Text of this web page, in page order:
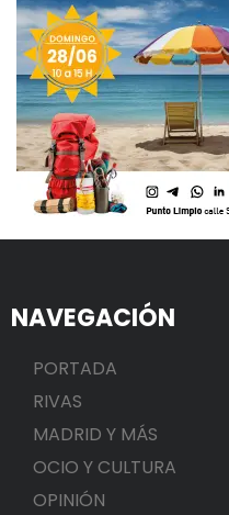
NAVEGACIÓN
PORTADA
RIVAS
MADRID Y MÁS
OCIO Y CULTURA
OPINIÓN